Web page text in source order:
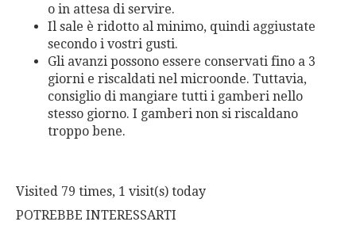
o in attesa di servire.
Il sale è ridotto al minimo, quindi aggiustate
secondo i vostri gusti.
Gli avanzi possono essere conservati fino a 3
giorni e riscaldati nel microonde. Tuttavia,
consiglio di mangiare tutti i gamberi nello
stesso giorno. I gamberi non si riscaldano
troppo bene.
Visited 79 times, 1 visit(s) today
POTREBBE INTERESSARTI